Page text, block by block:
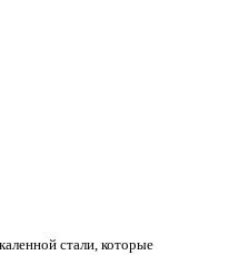
стали, которые